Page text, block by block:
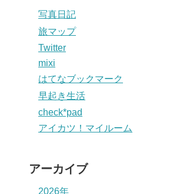
写真日記
旅マップ
Twitter
mixi
はてなブックマーク
早起き生活
check*pad
アイカツ！マイルーム
アーカイブ
2026年